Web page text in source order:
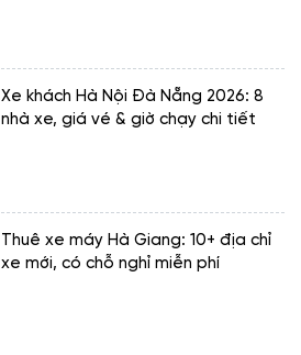
Xe khách Hà Nội Đà Nẵng 2026: 8
nhà xe, giá vé & giờ chạy chi tiết
Thuê xe máy Hà Giang: 10+ địa chỉ
xe mới, có chỗ nghỉ miễn phí